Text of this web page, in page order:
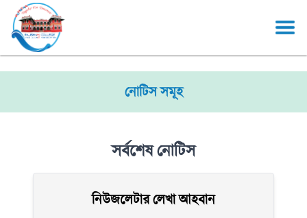
নোটিস সমূহ
সর্বশেষ নোটিস
নিউজলেটার লেখা আহবান